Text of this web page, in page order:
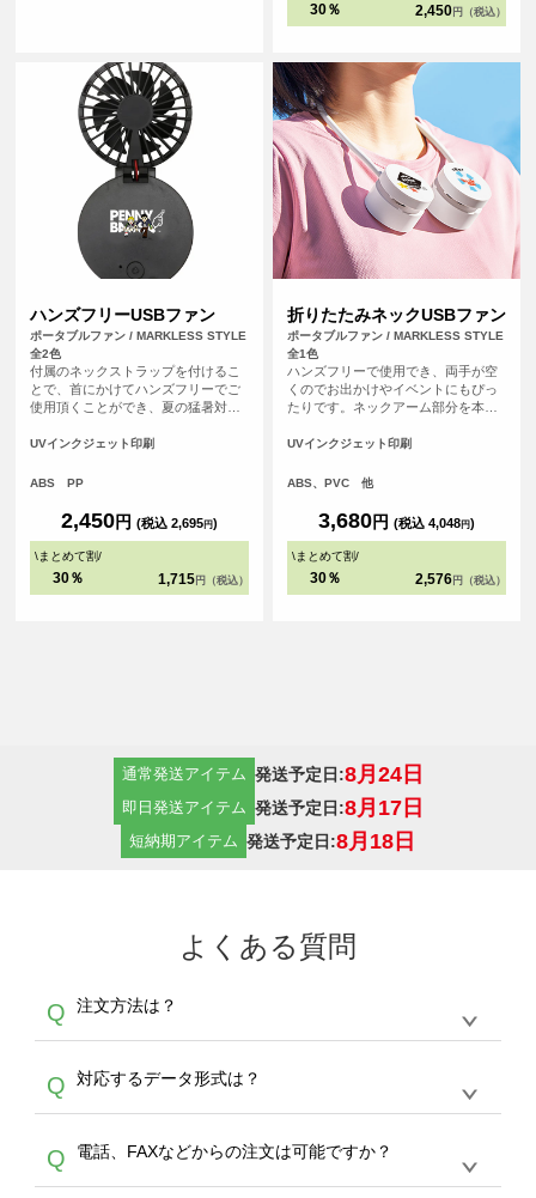
30％ 2,450 円（税込）
ハンズフリーUSBファン
ポータブルファン / MARKLESS STYLE
全2色
付属のネックストラップを付けるこ
とで、首にかけてハンズフリーでご
使用頂くことができ、夏の猛暑対策
デスクファンとしてもお使い頂ける
UVインクジェット印刷
ABS PP
2,450円 (税込 2,695円)
\まとめて割/
30％ 1,715 円（税込）
折りたたみネックUSBファン
ポータブルファン / MARKLESS STYLE
全1色
ハンズフリーで使用でき、両手が空
くのでお出かけやイベントにもぴっ
たりです。ネックアーム部分を本体
できるためいつでもコンパクトに持
量は弱・中・強の3段階から、シーン
本体・ケースともにフルカラー印刷
が可能なため、高級ノベルティや成
約特典はもちろん、オリジナルのイ
UVインクジェット印刷
ABS、PVC 他
3,680円 (税込 4,048円)
\まとめて割/
30％ 2,576 円（税込）
通常発送アイテム 発送予定日:8月24日
即日発送アイテム 発送予定日:8月17日
短納期アイテム 発送予定日:8月18日
よくある質問
Q 注文方法は？
A
生産にて承っております。デザインツールから
デザインの作成から決済まで完了できます。
30枚以上やシルク印刷など、大口注文の場合
は、サポートが担当するエコバッグコンシェル
やタンブラーコンシェルをご利用ください。製
Q 対応するデータ形式は？
A
ドできるデータ形式は、JPG / PNG / AI / PSD /
PDF 形式になります。データの最大サイズ
Q 電話、FAXなどからの注文は可能ですか？